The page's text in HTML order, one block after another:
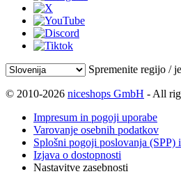
Spremenite regijo /
© 2010-2026 niceshops GmbH - All
Impresum in pogoji uporabe
Varovanje osebnih podatkov
Splošni pogoji poslovanja (SPP)
Izjava o dostopnosti
Nastavitve zasebnosti